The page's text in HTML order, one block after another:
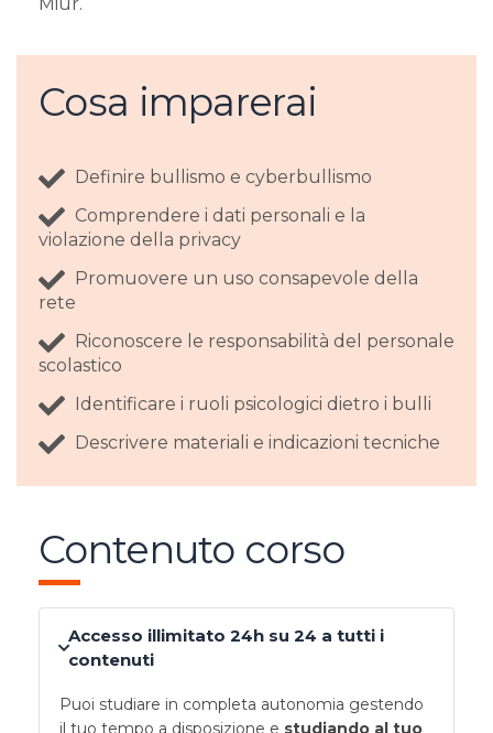
Miur.
Cosa imparerai
Definire bullismo e cyberbullismo
Comprendere i dati personali e la
violazione della privacy
Promuovere un uso consapevole della
rete
Riconoscere le responsabilità del personale
scolastico
Identificare i ruoli psicologici dietro i bulli
Descrivere materiali e indicazioni tecniche
Contenuto corso
Accesso illimitato 24h su 24 a tutti i
contenuti
Puoi studiare in completa autonomia gestendo